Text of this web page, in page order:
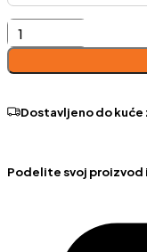
Avola-
desni
ugao
Dostavljeno do kuće
Podelite svoj proizvod